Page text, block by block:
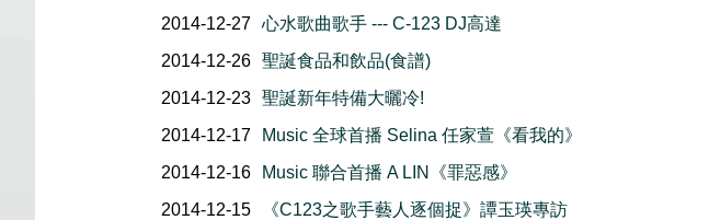
2014-12-27 心水歌曲歌手 --- C-123 DJ高達
2014-12-26 聖誕食品和飲品(食譜)
2014-12-23 聖誕新年特備大曬冷!
2014-12-17
Music 全球首播 Selina 任家萱《看我的》
2014-12-16
Music 聯合首播 A LIN《罪惡感》
2014-12-15
《C123之歌手藝人逐個捉》譚玉瑛專訪